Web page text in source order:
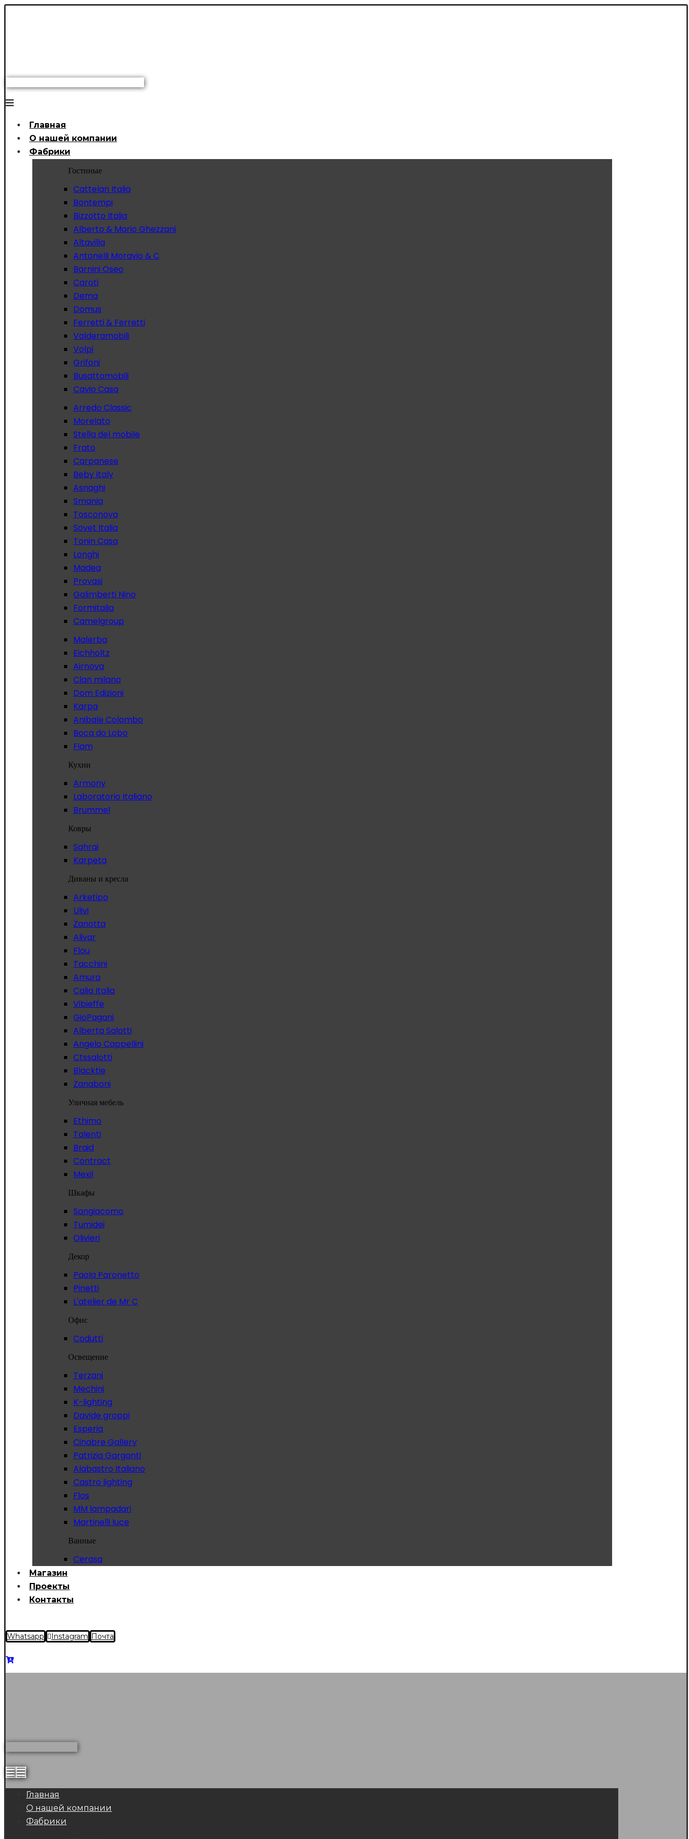
Главная
О нашей компании
Фабрики
Гостиные
Cattelan Italia
Bontempi
Bizzotto Italia
Alberto & Mario Ghezzani
Altavilla
Antonelli Moravio & C
Barnini Oseo
Caroti
Dema
Domus
Ferretti & Ferretti
Valderamobili
Volpi
Grifoni
Busattomobili
Cavio Casa
Arredo Classic
Morelato
Stella del mobile
Frato
Carpanese
Beby Italy
Asnaghi
Smania
Tosconova
Sovet Italia
Tonin Casa
Longhi
Madea
Provasi
Galimberti Nino
Formitalia
Camelgroup
Malerba
Eichholtz
Airnova
Clan milano
Dom Edizioni
Karpa
Anibale Colombo
Boca do Lobo
Fiam
Кухни
Armony
Laboratorio Italiano
Brummel
Ковры
Sahrai
Karpeta
Диваны и кресла
Arketipo
Ulivi
Zanotta
Alivar
Flou
Tacchini
Amura
Calia Italia
Vibieffe
GioPagani
Alberta Salotti
Angelo Cappellini
Ctssalotti
Blacktie
Zanaboni
Уличная мебель
Ethimo
Talenti
Braid
Contract
Mexil
Шкафы
Sangiacomo
Tumidei
Olivieri
Декор
Paola Paronetto
Pinetti
L'atelier de Mr C
Офис
Codutti
Освещение
Terzani
Mechini
K-lighting
Davide groppi
Esperia
Cinabre Gallery
Patrizia Garganti
Alabastro Italiano
Castro lighting
Flos
MM lampadari
Martinelli luce
Ванные
Cerasa
Магазин
Проекты
Контакты
Whatsapp Instagram Почта
Главная
О нашей компании
Фабрики